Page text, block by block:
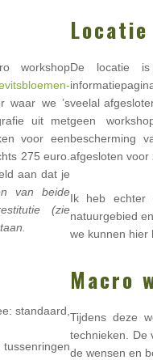
workshop
waar we ’s
uit met
voor een
275 euro.
aan dat je
van beide
(zie
standaard,
Locatie
De locatie is
veelal
geen
bescherming
afgesloten voor
Ik heb echter
natuurgebied
we kunnen hier
Macro
Tijdens deze
technieken. De
de wensen en